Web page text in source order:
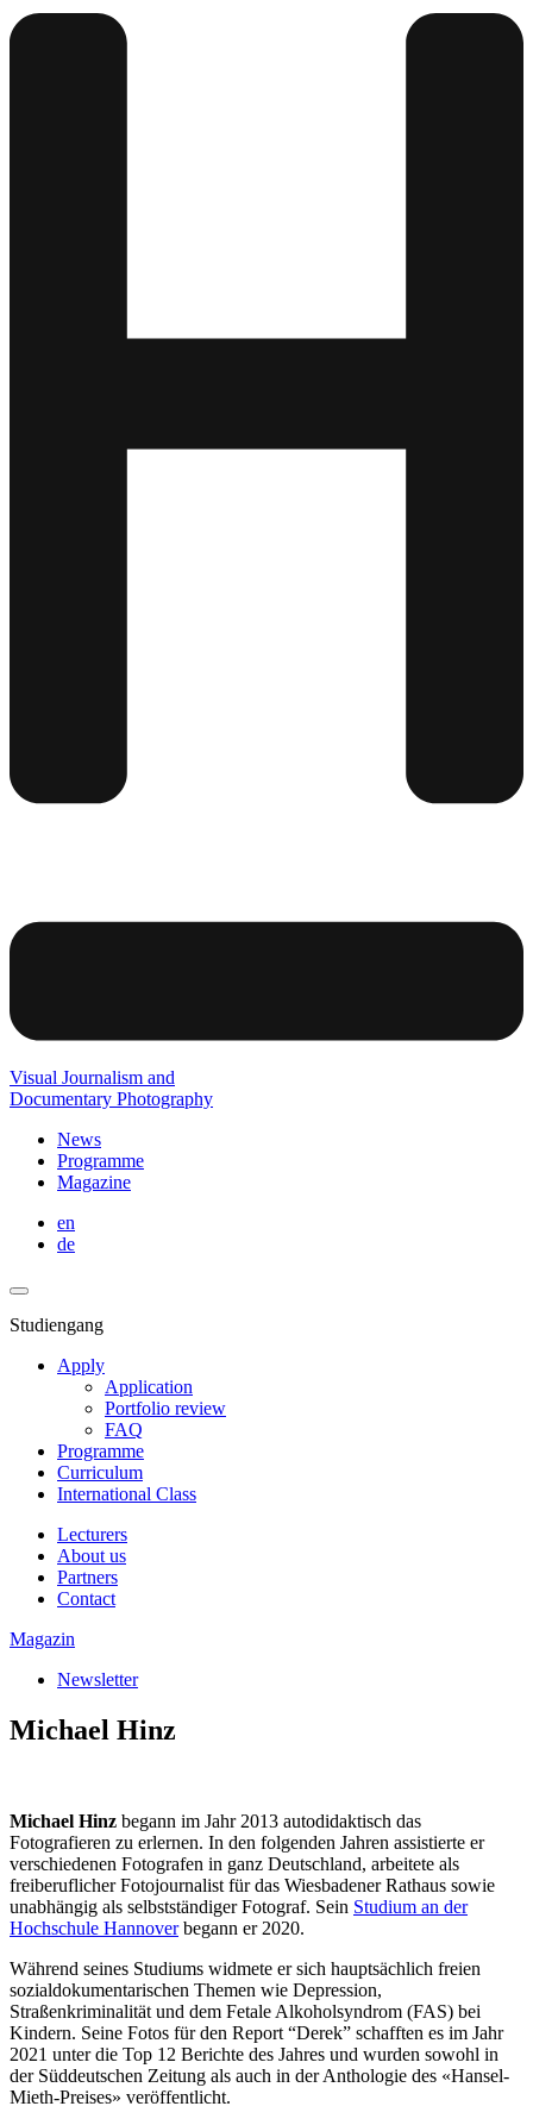
Visual Journalism and
Documentary Photography
News
Programme
Magazine
en
de
Studiengang
Apply
Application
Portfolio review
FAQ
Programme
Curriculum
International Class
Lecturers
About us
Partners
Contact
Magazin
Newsletter
Michael Hinz
Michael Hinz begann im Jahr 2013 autodidaktisch das
Fotografieren zu erlernen. In den folgenden Jahren assistierte er
verschiedenen Fotografen in ganz Deutschland, arbeitete als
freiberuflicher Fotojournalist für das Wiesbadener Rathaus sowie
unabhängig als selbstständiger Fotograf. Sein Studium an der
Hochschule Hannoverbegann er 2020.
Während seines Studiums widmete er sich hauptsächlich freien
sozialdokumentarischen Themen wie Depression,
Straßenkriminalität und dem Fetale Alkoholsyndrom (FAS) bei
Kindern. Seine Fotos für den Report “Derek” schafften es im Jahr
2021 unter die Top 12 Berichte des Jahres und wurden sowohl in
der Süddeutschen Zeitung als auch in der Anthologie des «Hansel-
Mieth-Preises» veröffentlicht.